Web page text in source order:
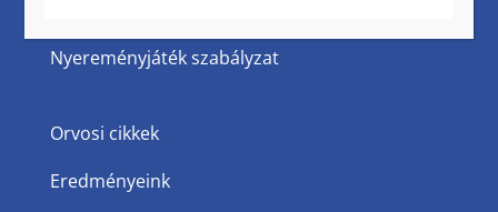
Nyereményjáték szabályzat
Orvosi cikkek
Eredményeink